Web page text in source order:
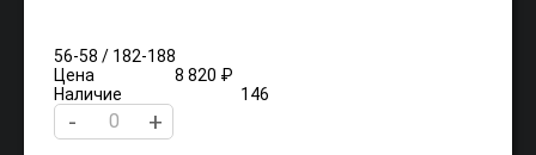
56-58 / 182-188
Цена
8 820 ₽
Наличие
146
- +